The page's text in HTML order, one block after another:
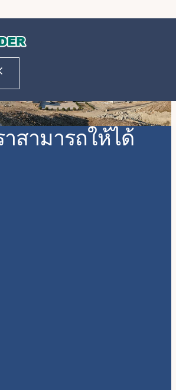
แปรรูปผงที่เหมาะสม
าสามารถให้ได้